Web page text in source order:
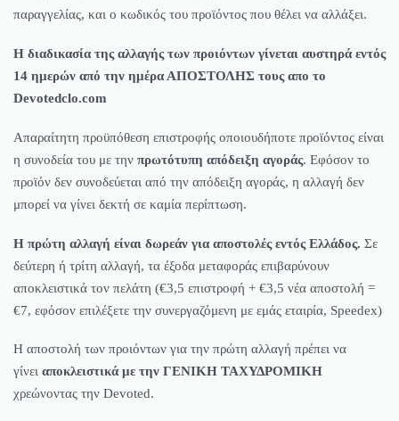
παραγγελίας, και ο κωδικός του προϊόντος που θέλει να αλλάξει.
Η διαδικασία της αλλαγής των προιόντων γίνεται αυστηρά εντός
14 ημερών από την ημέρα ΑΠΟΣΤΟΛΗΣ τους απο το
Devotedclo.com
Απαραίτητη προϋπόθεση επιστροφής οποιουδήποτε προϊόντος είναι
η συνοδεία του με την πρωτότυπη απόδειξη αγοράς. Εφόσον το
προϊόν δεν συνοδεύεται από την απόδειξη αγοράς, η αλλαγή δεν
μπορεί να γίνει δεκτή σε καμία περίπτωση.
Η πρώτη αλλαγή είναι δωρεάν για αποστολές εντός Ελλάδος. Σε
δεύτερη ή τρίτη αλλαγή, τα έξοδα μεταφοράς επιβαρύνουν
αποκλειστικά τον πελάτη (€3,5 επιστροφή + €3,5 νέα αποστολή =
€7, εφόσον επιλέξετε την συνεργαζόμενη με εμάς εταιρία, Speedex)
Η αποστολή των προιόντων για την πρώτη αλλαγή πρέπει να
γίνει αποκλειστικά με την ΓΕΝΙΚΗ ΤΑΧΥΔΡΟΜΙΚΗ
χρεώνοντας την Devoted.